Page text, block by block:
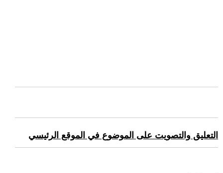
التعليق والتصويت على الموضوع في الموقع الرئيسي